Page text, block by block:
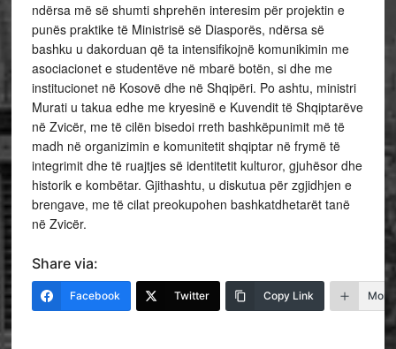
ndërsa më së shumti shprehën interesim për projektin e
punës praktike të Ministrisë së Diasporës, ndërsa së
bashku u dakorduan që ta intensifikojnë komunikimin me
asociacionet e studentëve në mbarë botën, si dhe me
institucionet në Kosovë dhe në Shqipëri. Po ashtu, ministri
Murati u takua edhe me kryesinë e Kuvendit të Shqiptarëve
në Zvicër, me të cilën bisedoi rreth bashkëpunimit më të
madh në organizimin e komunitetit shqiptar në frymë të
integrimit dhe të ruajtjes së identitetit kulturor, gjuhësor dhe
historik e kombëtar. Gjithashtu, u diskutua për zgjidhjen e
brengave, me të cilat preokupohen bashkatdhetarët tanë
në Zvicër.
Share via:
Facebook Twitter Copy Link More